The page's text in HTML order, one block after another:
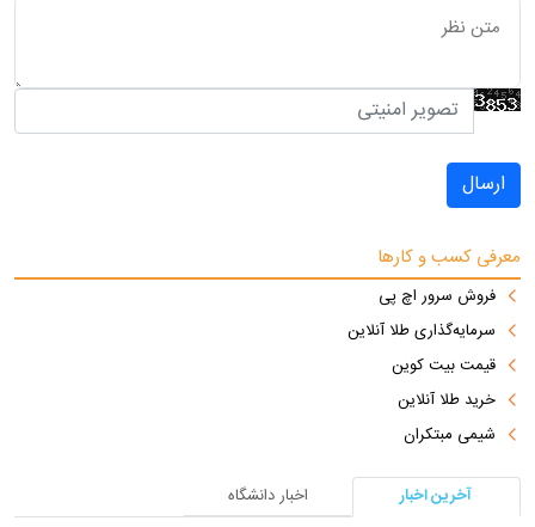
ارسال
معرفی کسب و کارها
فروش سرور اچ پی
سرمایه‌گذاری طلا آنلاین
قیمت بیت کوین
خرید طلا آنلاین
شیمی مبتکران
آخرین اخبار
اخبار دانشگاه